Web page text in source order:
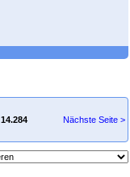
14.284
Nächste Seite >